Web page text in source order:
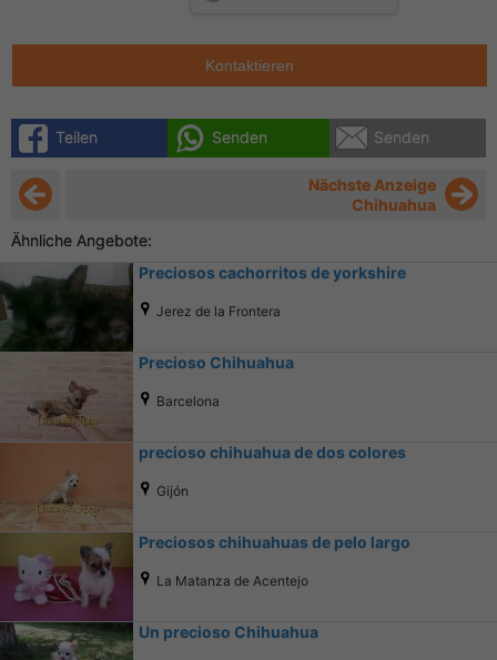
Kontaktieren
Teilen Senden Senden
Nächste Anzeige
Chihuahua
Ähnliche Angebote:
Preciosos cachorritos de yorkshire
Jerez de la Frontera
Precioso Chihuahua
Barcelona
precioso chihuahua de dos colores
Gijón
Preciosos chihuahuas de pelo largo
La Matanza de Acentejo
Un precioso Chihuahua